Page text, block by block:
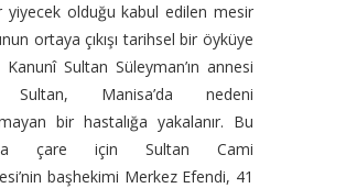
yiyecek olduğu kabul edilen mesir
ortaya çıkışı tarihsel bir öyküye
Kanunî Sultan Süleyman’ın annesi
Sultan, Manisa’da nedeni
bir hastalığa yakalanır. Bu
çare için Sultan Cami
başhekimi Merkez Efendi, 41